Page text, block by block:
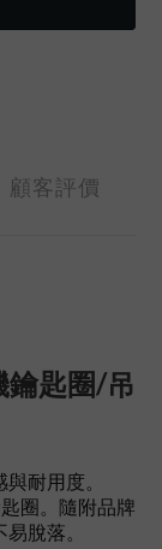
顧客評價
鑰匙圈/吊
耐用度。
圈。隨附品牌
脫落。